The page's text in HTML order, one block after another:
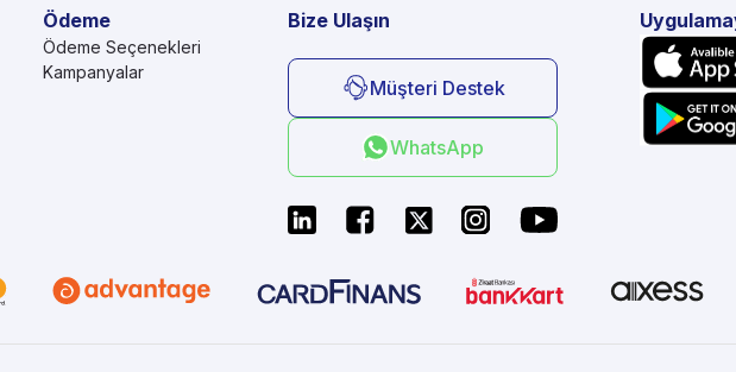
Ödeme
Ödeme Seçenekleri
Kampanyalar
Bize Ulaşın
Müşteri Destek
WhatsApp